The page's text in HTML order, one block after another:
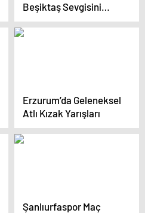
Beşiktaş Sevgisini
Vapurda Gösterdi
Erzurum’da Geleneksel
Atlı Kızak Yarışları
Şanlıurfaspor Maç